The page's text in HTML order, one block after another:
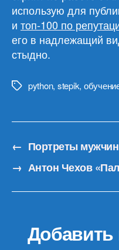
использую для
и топ-100 по
его в надлежащий
стыдно.
Меткиpython, stepik,
← Портреты
→ Антон Чехов